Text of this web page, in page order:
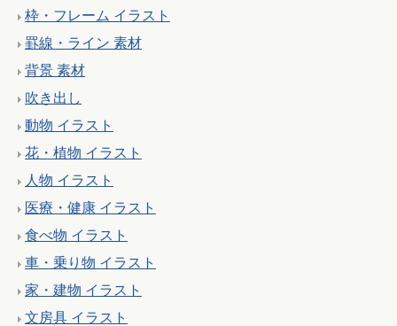
枠・フレーム イラスト
罫線・ライン 素材
背景 素材
吹き出し
動物 イラスト
花・植物 イラスト
人物 イラスト
医療・健康 イラスト
食べ物 イラスト
車・乗り物 イラスト
家・建物 イラスト
文房具 イラスト